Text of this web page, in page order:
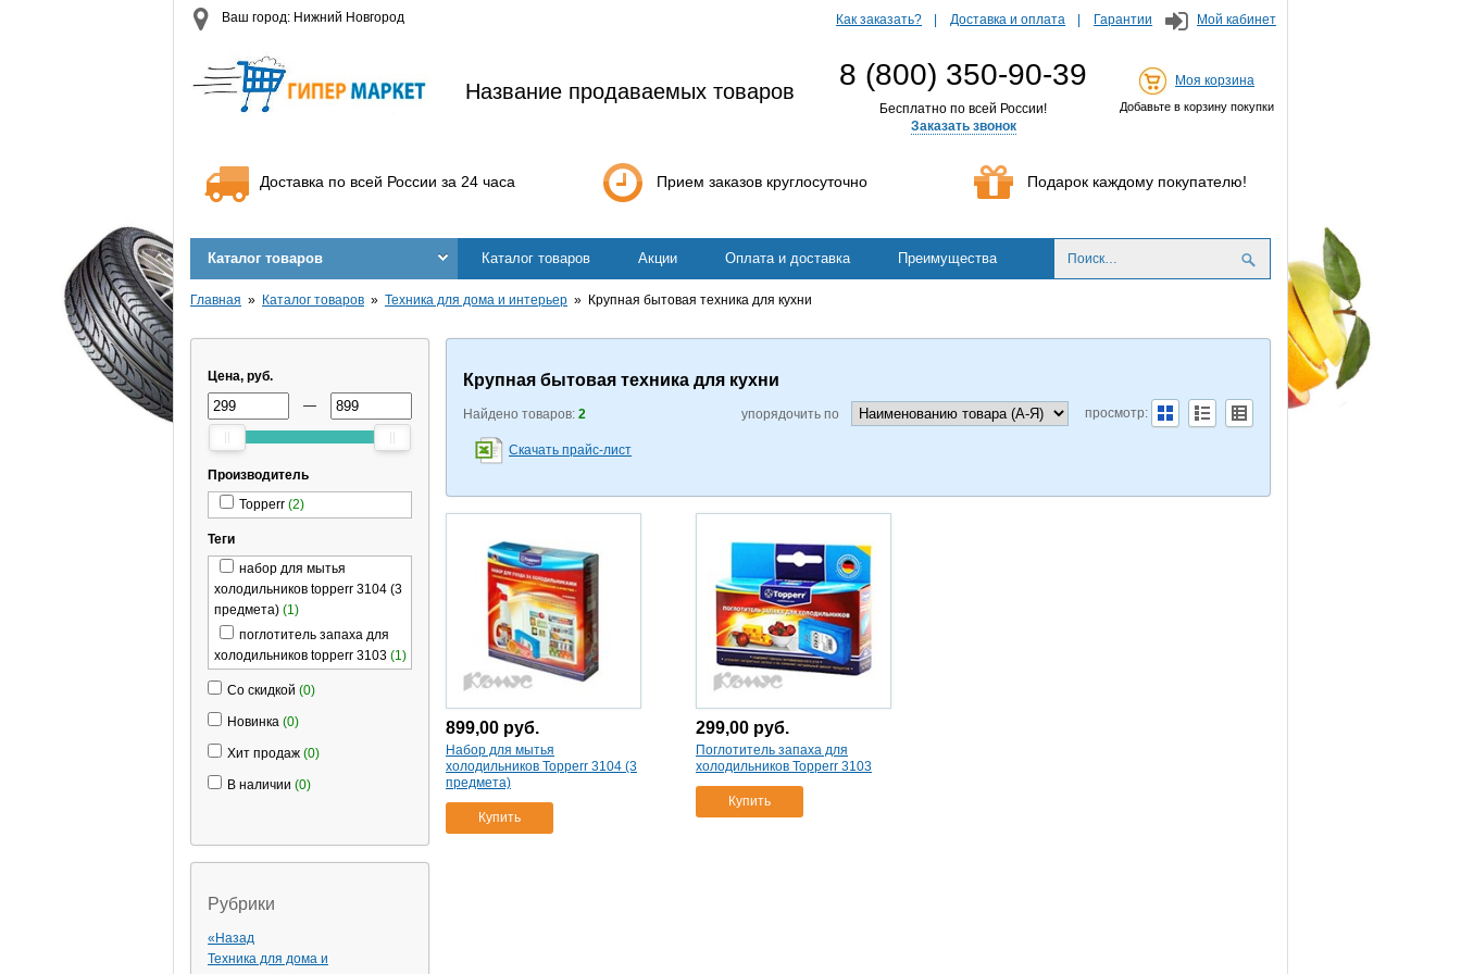
Ваш город: Нижний Новгород Как заказать? Доставка и оплата Гарантии Мой кабинет
Название продаваемых товаров 8 (800) 350-90-39
Бесплатно по всей России!
Заказать звонок
Моя корзина
Добавьте в корзину покупки
Доставка по всей России за 24 часа Прием заказов круглосуточно Подарок каждому покупателю!
Каталог товаров Каталог товаров Акции Оплата и доставка Преимущества
Главная Каталог товаров Техника для дома и интерьер Крупная бытовая техника для кухни
Цена, руб.
—
Производитель
Topperr (2)
Теги
набор для мытья
холодильников topperr 3104 (3
предмета) (1)
поглотитель запаха для
холодильников topperr 3103 (1)
Со скидкой (0)
Новинка (0)
Хит продаж (0)
В наличии (0)
Рубрики
«Назад
Техника для дома и
Крупная бытовая техника для кухни
Найдено товаров: 2 упорядочить по просмотр:
Скачать прайс-лист
899,00 руб.
Набор для мытья
холодильников Topperr 3104 (3
предмета)
Купить
299,00 руб.
Поглотитель запаха для
холодильников Topperr 3103
Купить